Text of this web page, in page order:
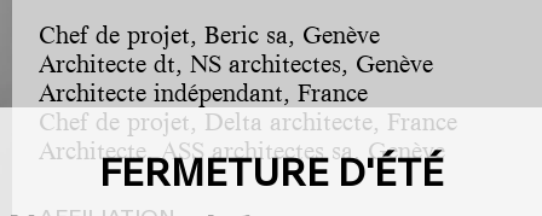
Chef de projet, Beric sa, Genève
Architecte dt, NS architectes, Genève
Architecte indépendant, France
Chef de projet, Delta architecte, France
Architecte, ASS architectes sa, Genève
FERMETURE D'ÉTÉ